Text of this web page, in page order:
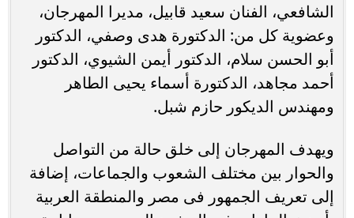
الشافعي، الفنان سعيد قابيل، مديرا المهرجان،
وعضوية كل من: الدكتورة هدى وصفي، الدكتور
أبو الحسن سلام، الدكتور أيمن الشيوي، الدكتور
أحمد مجاهد، الدكتورة أسماء يحيى الطاهر
ومهندس الديكور حازم شبل.
ويهدف المهرجان إلى خلق حالة من التواصل
والحوار بين مختلف الشعوب والجماعات، إضافة
إلى تعريف الجمهور فى مصر والمنطقة العربية